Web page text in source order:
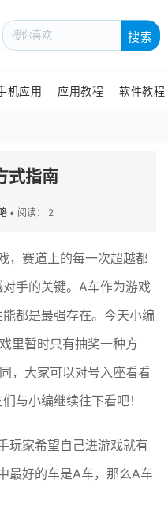
搜索
机应用 应用教程 软件教程
式指南
• 阅读： 2
，赛道上的每一次超越都
手的关键。A车作为游戏
都是最强存在。今天小编
里暂时只有抽奖一种方
，大家可以对号入座看看
与小编继续往下看吧！
玩家希望自己进游戏就有
最好的车是A车，那么A车